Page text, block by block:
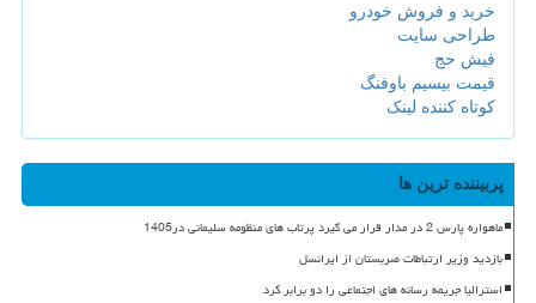
خرید و فروش خودرو
طراحی سایت
فیش حج
قیمت بیسیم باوفنگ
کوتاه کننده لینک
پربیننده ترین ها
ماهواره پارس 2 در مدار قرار می گیرد پرتاب های منظومه سلیمانی در1405
بازدید وزیر ارتباطات صربستان از ایرانسل
استرالیا جریمه رسانه های اجتماعی را دو برابر کرد